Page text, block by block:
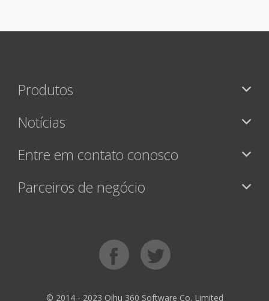
Produtos
Notícias
Entre em contato conosco
Parceiros de negócio
© 2014 - 2023 Qihu 360 Software Co. Limited